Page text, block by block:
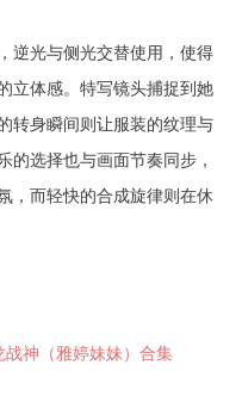
逆光与侧光交替使用，使得
立体感。特写镜头捕捉到她
转身瞬间则让服装的纹理与
的选择也与画面节奏同步，
，而轻快的合成旋律则在休
战神（雅婷妹妹）合集